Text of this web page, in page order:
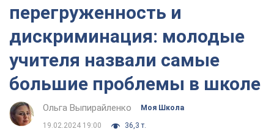
перегруженность и
дискриминация: молодые
учителя назвали самые
большие проблемы в школе
Ольга Выпирайленко Моя Школа
19.02.2024 19:00 36,3 т.